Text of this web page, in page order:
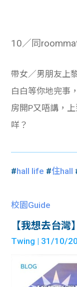
10／同
帶女／男朋友上
白白等你地完事
房開P又唔講，
咩？
#hall life #住hall
校園Guide
【我想去台
Twing | 31/10/